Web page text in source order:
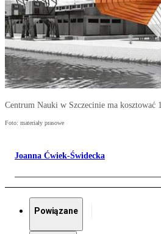
Centrum Nauki w Szczecinie ma kosztować
Foto: materiały prasowe
Joanna Ćwiek-Świdecka
Powiązane